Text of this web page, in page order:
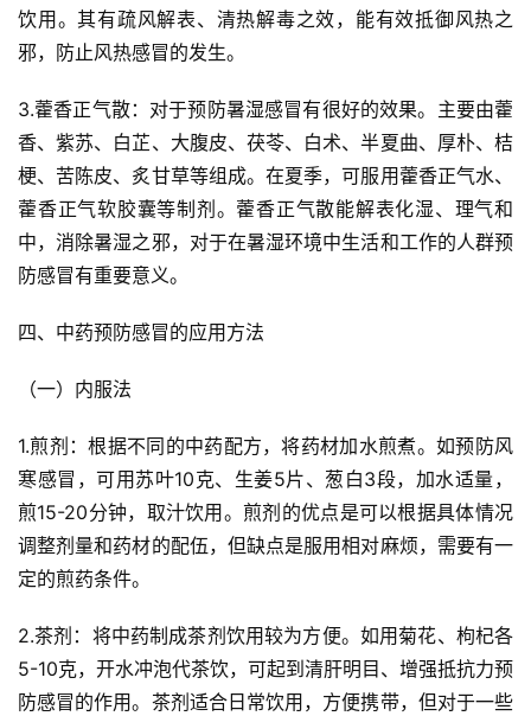
首
页
织
机
构
饮用。其有疏风解表、清热解毒之效，能有效抵御风热之
邪，防止风热感冒的发生。
3.藿香正气散：对于预防暑湿感冒有很好的效果。主要由藿
香、紫苏、白芷、大腹皮、茯苓、白术、半夏曲、厚朴、桔
梗、苦陈皮、炙甘草等组成。在夏季，可服用藿香正气水、
藿香正气软胶囊等制剂。藿香正气散能解表化湿、理气和
中，消除暑湿之邪，对于在暑湿环境中生活和工作的人群预
防感冒有重要意义。
四、中药预防感冒的应用方法
（一）内服法
1.煎剂：根据不同的中药配方，将药材加水煎煮。如预防风
寒感冒，可用苏叶10克、生姜5片、葱白3段，加水适量，
煎15-20分钟，取汁饮用。煎剂的优点是可以根据具体情况
调整剂量和药材的配伍，但缺点是服用相对麻烦，需要有一
定的煎药条件。
2.茶剂：将中药制成茶剂饮用较为方便。如用菊花、枸杞各
5-10克，开水冲泡代茶饮，可起到清肝明目、增强抵抗力预
防感冒的作用。茶剂适合日常饮用，方便携带，但对于一些